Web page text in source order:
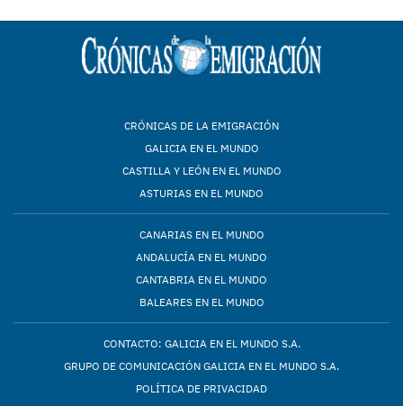
CRÓNICAS DE LA EMIGRACIÓN
GALICIA EN EL MUNDO
CASTILLA Y LEÓN EN EL MUNDO
ASTURIAS EN EL MUNDO
CANARIAS EN EL MUNDO
ANDALUCÍA EN EL MUNDO
CANTABRIA EN EL MUNDO
BALEARES EN EL MUNDO
CONTACTO: GALICIA EN EL MUNDO S.A.
GRUPO DE COMUNICACIÓN GALICIA EN EL MUNDO S.A.
POLÍTICA DE PRIVACIDAD